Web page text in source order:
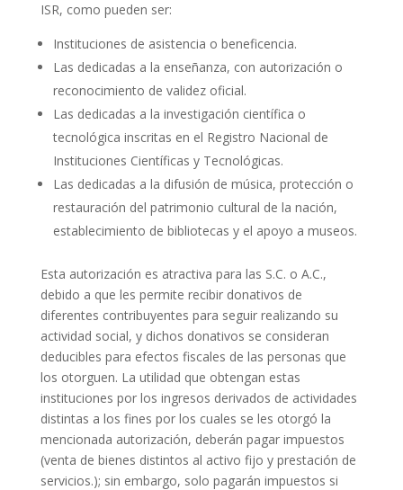
ISR, como pueden ser:
Instituciones de asistencia o beneficencia.
Las dedicadas a la enseñanza, con autorización o
reconocimiento de validez oficial.
Las dedicadas a la investigación científica o
tecnológica inscritas en el Registro Nacional de
Instituciones Científicas y Tecnológicas.
Las dedicadas a la difusión de música, protección o
restauración del patrimonio cultural de la nación,
establecimiento de bibliotecas y el apoyo a museos.
Esta autorización es atractiva para las S.C. o A.C.,
debido a que les permite recibir donativos de
diferentes contribuyentes para seguir realizando su
actividad social, y dichos donativos se consideran
deducibles para efectos fiscales de las personas que
los otorguen. La utilidad que obtengan estas
instituciones por los ingresos derivados de actividades
distintas a los fines por los cuales se les otorgó la
mencionada autorización, deberán pagar impuestos
(venta de bienes distintos al activo fijo y prestación de
servicios.); sin embargo, solo pagarán impuestos si